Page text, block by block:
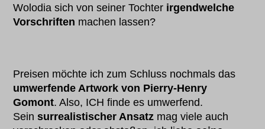
Wolodia sich von seiner Tochter irgendwelche
Vorschriften machen lassen?
Preisen möchte ich zum Schluss nochmals das
umwerfende Artwork von Pierry-Henry
Gomont. Also, ICH finde es umwerfend.
Seinsurrealistischer Ansatz mag viele auch